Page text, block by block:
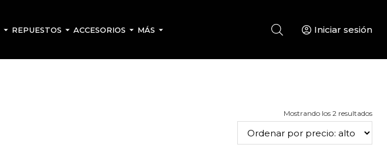
REPUESTOS ACCESORIOS MÁS Iniciar sesión
Mostrando los 2 resultados